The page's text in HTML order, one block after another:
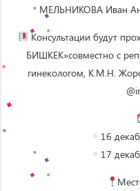
МЕЛЬНИКОВА Иван
Консультации будут
БИШКЕК»совместно с
гинекологом, К.М.Н.
16
17